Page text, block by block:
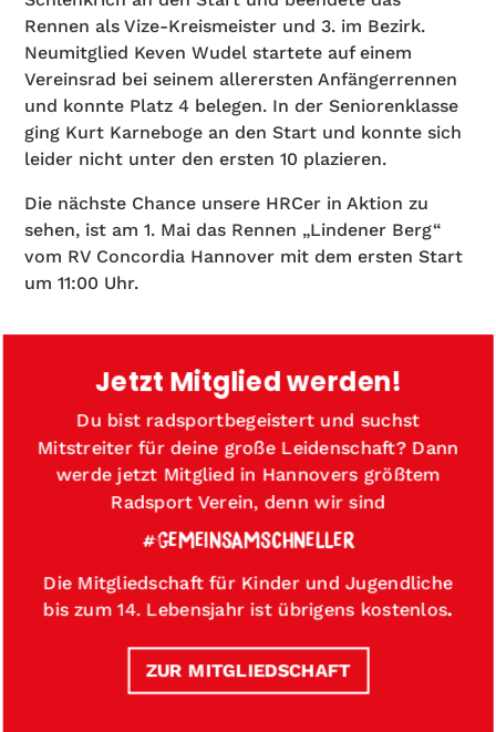
Rennen als Vize-Kreismeister und 3. im Bezirk.
Neumitglied Keven Wudel startete auf einem
Vereinsrad bei seinem allerersten Anfängerrennen
und konnte Platz 4 belegen. In der Seniorenklasse
ging Kurt Karneboge an den Start und konnte sich
leider nicht unter den ersten 10 plazieren.
Die nächste Chance unsere HRCer in Aktion zu
sehen, ist am 1. Mai das Rennen „Lindener Berg“
vom RV Concordia Hannover mit dem ersten Start
um 11:00 Uhr.
Jetzt Mitglied werden!
Du bist radsportbegeistert und suchst
Mitstreiter für deine große Leidenschaft? Dann
werde jetzt Mitglied in Hannovers größtem
Radsport Verein, denn wir sind
#GEMEINSAMSCHNELLER
Die Mitgliedschaft für Kinder und Jugendliche
bis zum 14. Lebensjahr ist übrigens kostenlos.
ZUR MITGLIEDSCHAFT